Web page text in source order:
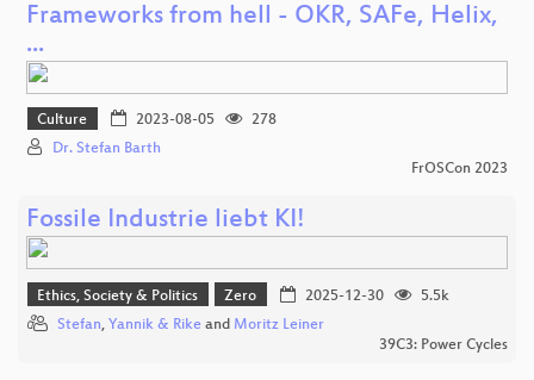
Frameworks from hell - OKR, SAFe, Helix,
...
Culture 2023-08-05
278
Dr. Stefan Barth
FrOSCon 2023
Fossile Industrie liebt KI!
Ethics, Society & Politics Zero 2025-12-30
5.5k
Stefan, Yannik & Rike and Moritz Leiner
39C3: Power Cycles